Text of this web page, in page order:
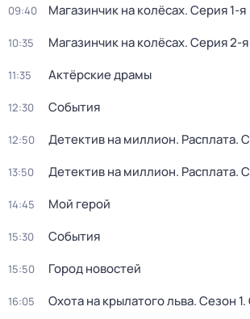
09:40 Магазинчик на колёсах. Серия 1-я
10:35 Магазинчик на колёсах. Серия 2-я
11:35 Актёрские драмы
12:30 События
12:50 Детектив на миллион. Расплата.
13:50 Детектив на миллион. Расплата.
14:45 Мой герой
15:30 События
15:50 Город новостей
16:05 Охота на крылатого льва. Сезон 1.